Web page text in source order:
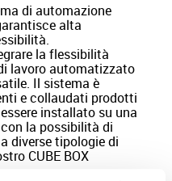
di automazione
alta
la flessibilità
lavoro automatizzato
Il sistema è
e collaudati prodotti
installato su una
la possibilità di
diverse tipologie di
CUBE BOX